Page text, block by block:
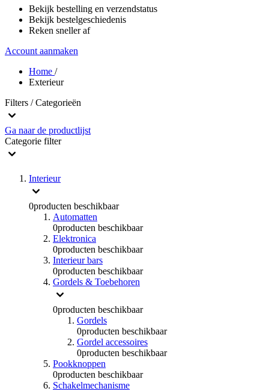
Bekijk bestelling en verzendstatus
Bekijk bestelgeschiedenis
Reken sneller af
Account aanmaken
Home /
Exterieur
Filters / Categorieën
Ga naar de productlijst
Categorie filter
Interieur
0producten beschikbaar
Automatten
0producten beschikbaar
Elektronica
0producten beschikbaar
Interieur bars
0producten beschikbaar
Gordels & Toebehoren
0producten beschikbaar
Gordels
0producten beschikbaar
Gordel accessoires
0producten beschikbaar
Pookknoppen
0producten beschikbaar
Schakelmechanisme